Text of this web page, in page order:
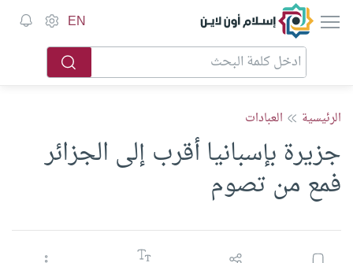
إسلام أون لاين EN
الرئيسية العبادات
جزيرة بإسبانيا أقرب إلى الجزائر
فمع من تصوم